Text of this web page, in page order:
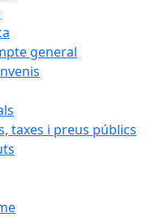
general
taxes i preus públics